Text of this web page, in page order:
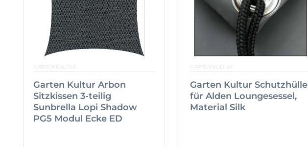
GARTEN KULTUR
Garten Kultur Arbon
Sitzkissen 3-teilig
Sunbrella Lopi Shadow
PG5 Modul Ecke ED
GARTEN KULTUR
Garten Kultur Schutzhülle
für Alden Loungesessel,
Material Silk